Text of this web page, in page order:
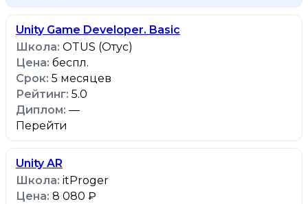
Unity Game Developer. Basic
OTUS (Отус)
беспл.
5 месяцев
5.0
—
Перейти
Unity AR
itProger
8 080 ₽